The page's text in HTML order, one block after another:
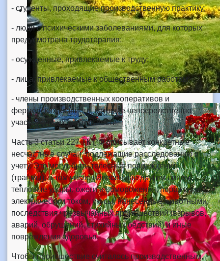
- студенты, проходящие производственную практику;
- люди с психическими заболеваниями, для которых
предусмотрена трудотерапия;
- осужденные, привлекаемые к труду;
- лица, привлекаемые к общественным работам;
- члены производственных кооперативов и
фермерских хозяйств, которые непосредственно
участвуют в их деятельности.
Часть 3 статьи 227 ТК РФ описывает конкретные
несчастные случаи, подлежащие расследованию и
учету. Это могут быть телесные повреждения
(травмы), в том числе нанесенные другим лицом,
тепловые удары, ожоги и обморожения, поражение
электрическим током, укусы, нанесенные животными,
последствия чрезвычайных происшествий (взрывов,
аварий, обрушений, стихийных бедствий) и иные
повреждения здоровья.
Чтобы происшествие считалось производственным,